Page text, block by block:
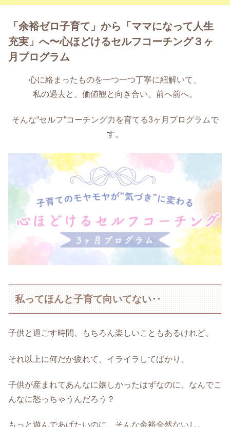
「余裕ゼロ子育て」から「ママになって人生
充実」へ〜心ほどけるセルフコーチング３ヶ
月プログラム
心に絡まったものを一つ一つ丁寧に紐解いて、
私の過去と、価値観と向き合い、前へ前へ。
そんな“セルフ“コーチング力を育てる3ヶ月プログラムで
す。
私ってほんと子育て向いてない‥
子供と過ごす時間、もちろん楽しいこともあるけれど、
それ以上に何だか疲れて、イライラしてばかり。
子供が産まれてあんなに嬉しかったはずなのに、なんでこ
んなに怒っちゃうんだろう？
もっと遊んであげたいのに、そんな余裕全然ないし。